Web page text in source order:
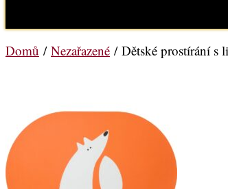
Domů / Nezařazené / Dětské prostírání s